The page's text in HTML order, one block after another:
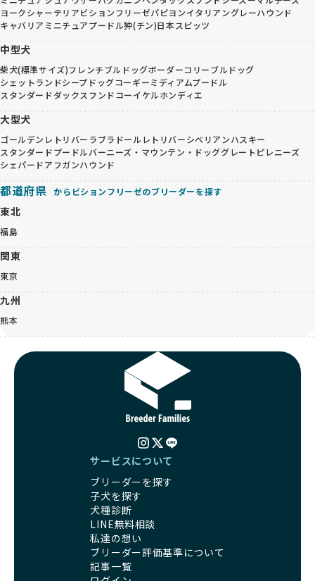
ヨークシャーテリアビションフリーゼパピヨンイタリアングレーハウンド
キャバリア ミニチュアプードル狆(チン)日本スピッツ
中型犬
柴犬(標準サイズ)フレンチブルドッグボーダーコリーブルドッグ
シェットランドシープドッグコーギーミディアムプードル
スタンダードダックスフンドコーイケルホンディエ
大型犬
ゴールデンレトリバー ラブラドールレトリバーシベリアンハスキー
スタンダードプードルバーニーズ・マウンテン・ドッググレートピレニーズ
シェパードアフガンハウンド
都道府県 からビションフリーゼのブリーダーを探す
東北
福島
関東
東京
九州
熊本
サービスについて
ブリーダーを探す
子犬を探す
犬種診断
LINE無料相談
私達の想い
ブリーダー評価基準について
記事一覧